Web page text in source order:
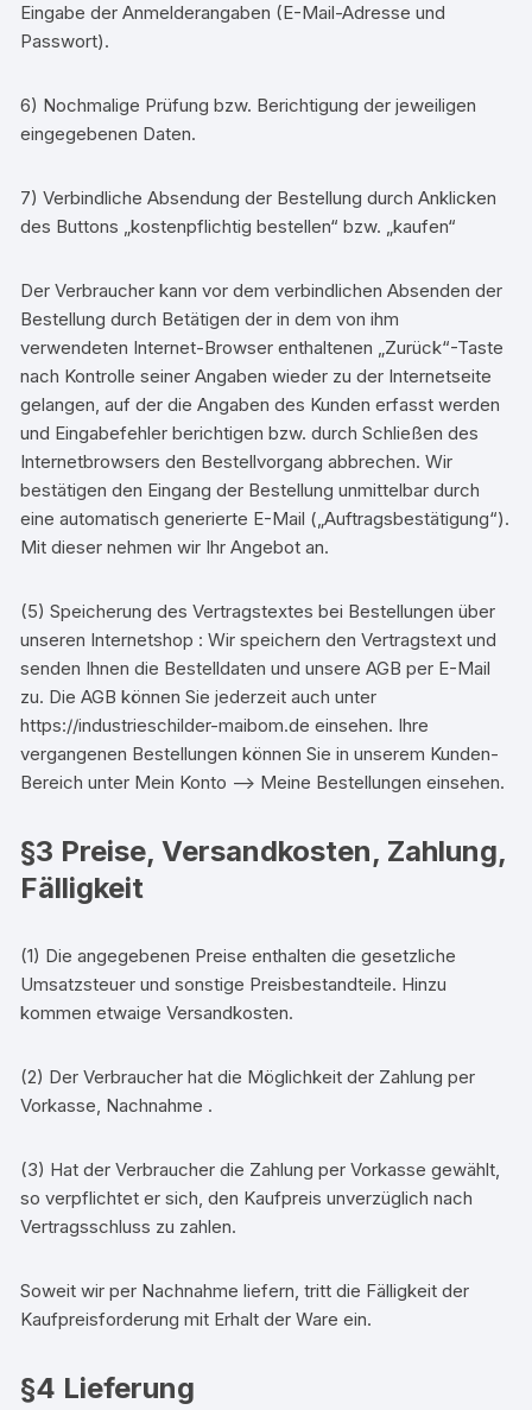
Eingabe der Anmelderangaben (E-Mail-Adresse und
Passwort).
6) Nochmalige Prüfung bzw. Berichtigung der jeweiligen
eingegebenen Daten.
7) Verbindliche Absendung der Bestellung durch Anklicken
des Buttons „kostenpflichtig bestellen“ bzw. „kaufen“
Der Verbraucher kann vor dem verbindlichen Absenden der
Bestellung durch Betätigen der in dem von ihm
verwendeten Internet-Browser enthaltenen „Zurück“-Taste
nach Kontrolle seiner Angaben wieder zu der Internetseite
gelangen, auf der die Angaben des Kunden erfasst werden
und Eingabefehler berichtigen bzw. durch Schließen des
Internetbrowsers den Bestellvorgang abbrechen. Wir
bestätigen den Eingang der Bestellung unmittelbar durch
eine automatisch generierte E-Mail („Auftragsbestätigung“).
Mit dieser nehmen wir Ihr Angebot an.
(5) Speicherung des Vertragstextes bei Bestellungen über
unseren Internetshop : Wir speichern den Vertragstext und
senden Ihnen die Bestelldaten und unsere AGB per E-Mail
zu. Die AGB können Sie jederzeit auch unter
https://industrieschilder-maibom.de einsehen. Ihre
vergangenen Bestellungen können Sie in unserem Kunden-
Bereich unter Mein Konto –> Meine Bestellungen einsehen.
§3 Preise, Versandkosten, Zahlung,
Fälligkeit
(1) Die angegebenen Preise enthalten die gesetzliche
Umsatzsteuer und sonstige Preisbestandteile. Hinzu
kommen etwaige Versandkosten.
(2) Der Verbraucher hat die Möglichkeit der Zahlung per
Vorkasse, Nachnahme .
(3) Hat der Verbraucher die Zahlung per Vorkasse gewählt,
so verpflichtet er sich, den Kaufpreis unverzüglich nach
Vertragsschluss zu zahlen.
Soweit wir per Nachnahme liefern, tritt die Fälligkeit der
Kaufpreisforderung mit Erhalt der Ware ein.
§4 Lieferung